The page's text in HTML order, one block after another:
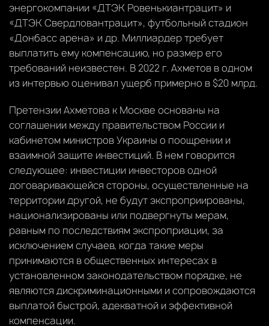
энергокомпании «ДТЭК Ровенькиантрацит» и
«ДТЭК Свердловантрацит», футбольный стадион
«Донбасс арена» и др. Миллиардер требует
выплатить ему компенсацию, но размер его
требований неизвестен. В 2022 г. Ахметов в одном
из интервью оценивал ущерб примерно в $20 млрд.
Претензии Ахметова к Москве основаны на
соглашении между правительством России и
кабинетом министров Украины о поощрении и
взаимной защите инвестиций. В нем говорится
следующее: инвестиции инвесторов одной
договаривающейся стороны, осуществленные на
территории другой, не будут экспроприированы,
национализированы или подвергнуты мерам,
равным по последствиям экспроприации, за
исключением случаев, когда такие меры
принимаются в общественных интересах в
установленном законодательством порядке, не
являются дискриминационными и сопровождаются
выплатой быстрой, адекватной и эффективной
компенсации.